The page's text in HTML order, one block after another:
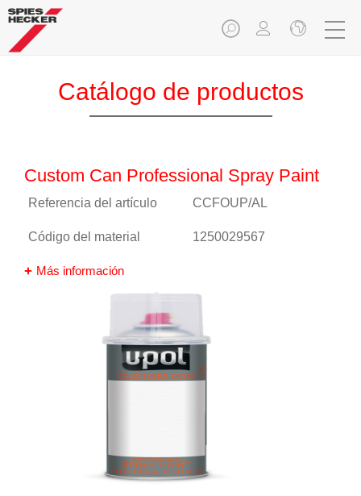
Catálogo de productos
Custom Can Professional Spray Paint
Referencia del artículo CCFOUP/AL
Código del material 1250029567
Más información